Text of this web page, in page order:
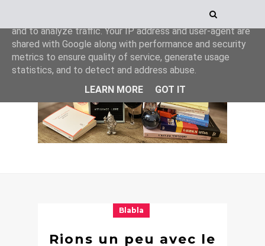
Blabla
Rions un peu avec le
This site uses cookies from Google to deliver its services
and to analyze traffic. Your IP address and user-agent are
shared with Google along with performance and security
metrics to ensure quality of service, generate usage
statistics, and to detect and address abuse.
LEARN MORE
GOT IT